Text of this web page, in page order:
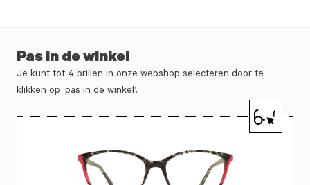
Pas in de winkel
Je kunt tot 4 brillen in onze webshop selecteren door te
klikken op ‘pas in de winkel’.